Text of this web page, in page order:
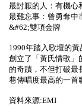
最討厭的人：有機心
最難忘事：曾勇奪中
&#62;雙項金牌
1990年踏入歌壇的
創立了「黃氏情歌」
的奇蹟，不但打破最
巷傳唱度最高的一首
資料來源:EMI